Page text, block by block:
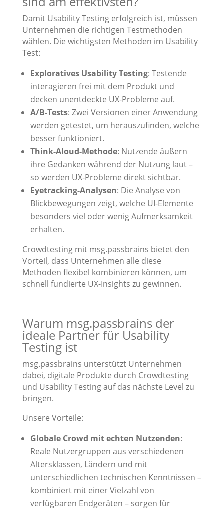
Damit Usability Testing erfolgreich ist, müssen
Unternehmen die richtigen Testmethoden
wählen. Die wichtigsten Methoden im Usability
Test:
Exploratives Usability Testing: Testende
interagieren frei mit dem Produkt und
decken unentdeckte UX-Probleme auf.
A/B-Tests: Zwei Versionen einer Anwendung
werden getestet, um herauszufinden, welche
besser funktioniert.
Think-Aloud-Methode: Nutzende äußern
ihre Gedanken während der Nutzung laut –
so werden UX-Probleme direkt sichtbar.
Eyetracking-Analysen: Die Analyse von
Blickbewegungen zeigt, welche UI-Elemente
besonders viel oder wenig Aufmerksamkeit
erhalten.
Crowdtesting mit msg.passbrains bietet den
Vorteil, dass Unternehmen alle diese
Methoden flexibel kombinieren können, um
schnell fundierte UX-Insights zu gewinnen.
Warum msg.passbrains der
ideale Partner für Usability
Testing ist
msg.passbrains unterstützt Unternehmen
dabei, digitale Produkte durch Crowdtesting
und Usability Testing auf das nächste Level zu
bringen.
Unsere Vorteile:
Globale Crowd mit echten Nutzenden:
Reale Nutzergruppen aus verschiedenen
Altersklassen, Ländern und mit
unterschiedlichen technischen Kenntnissen –
kombiniert mit einer Vielzahl von
verfügbaren Endgeräten – sorgen für